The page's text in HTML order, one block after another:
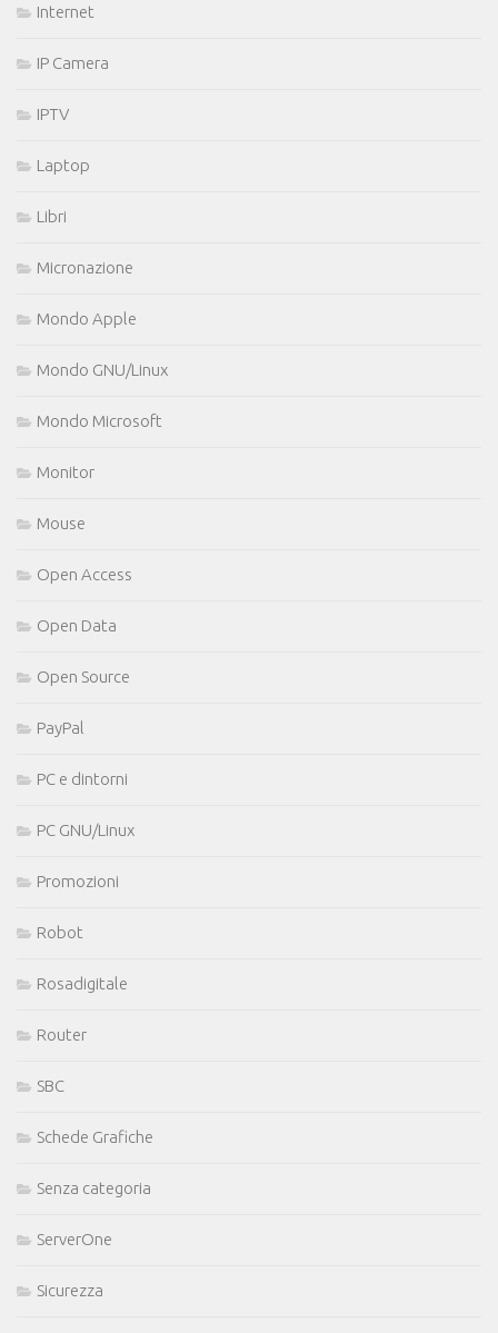
Internet
IP Camera
IPTV
Laptop
Libri
Micronazione
Mondo Apple
Mondo GNU/Linux
Mondo Microsoft
Monitor
Mouse
Open Access
Open Data
Open Source
PayPal
PC e dintorni
PC GNU/Linux
Promozioni
Robot
Rosadigitale
Router
SBC
Schede Grafiche
Senza categoria
ServerOne
Sicurezza